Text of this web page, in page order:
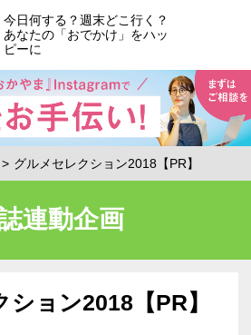
今日何する？週末どこ行く？
あなたの「おでかけ」をハッ
ピーに
グルメセレクション2018【PR】
連動企画
ョン2018【PR】